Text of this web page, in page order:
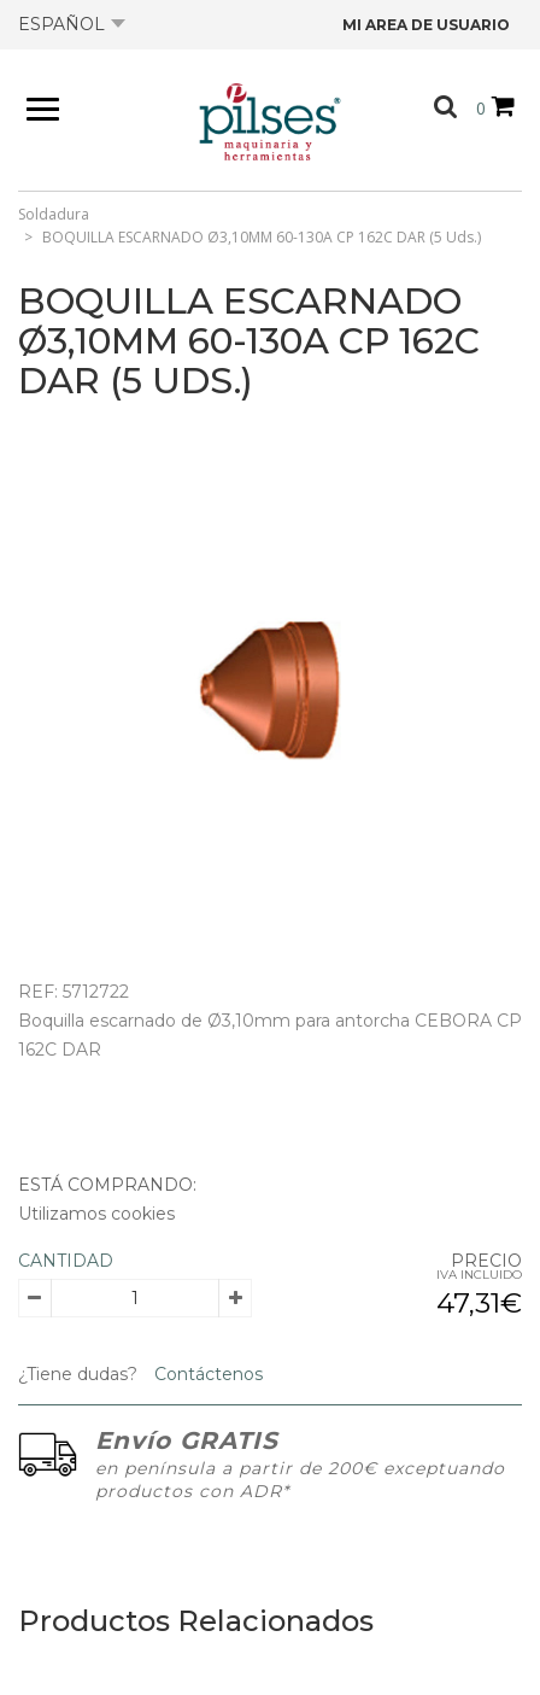
ESPAÑOL MI AREA DE USUARIO
0
PRODUCTOS
TIENDA
OFERTAS
CATÁLOGOS
Soldadura
BOQUILLA ESCARNADO Ø3,10MM 60-130A CP 162C DAR (5 Uds.)
BOQUILLA ESCARNADO
Ø3,10MM 60-130A CP 162C
DAR (5 UDS.)
REF: 5712722
Boquilla escarnado de Ø3,10mm para antorcha CEBORA CP
162C DAR
ESTÁ COMPRANDO:
Utilizamos cookies
CANTIDAD PRECIO
IVA INCLUIDO
47,31€
¿Tiene dudas? Contáctenos
Envío GRATIS
en península a partir de 200€ exceptuando
productos con ADR*
Productos Relacionados